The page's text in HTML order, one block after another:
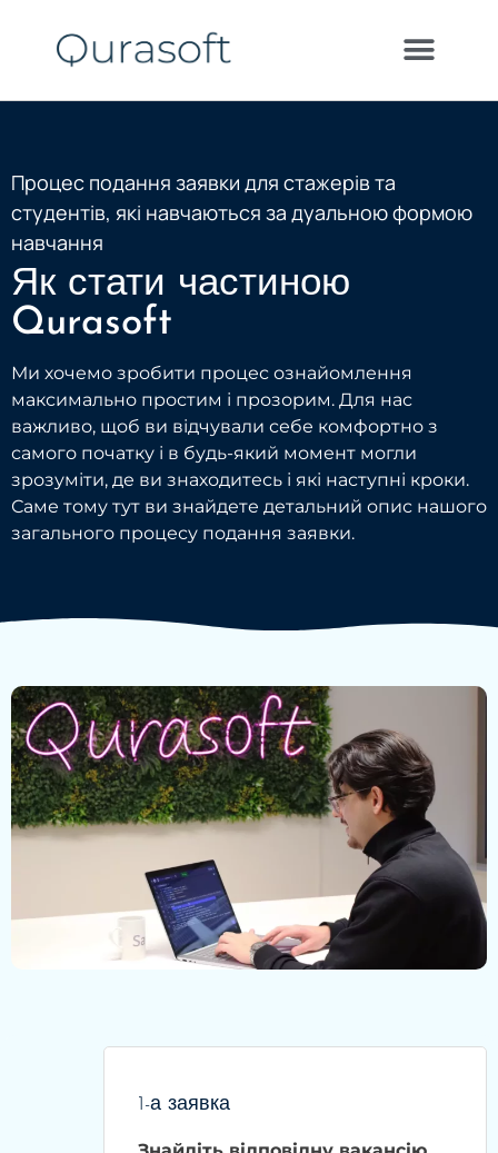
Процес подання заявки для стажерів та
студентів, які навчаються за дуальною формою
навчання
Як стати частиною
Qurasoft
Ми хочемо зробити процес ознайомлення
максимально простим і прозорим. Для нас
важливо, щоб ви відчували себе комфортно з
самого початку і в будь-який момент могли
зрозуміти, де ви знаходитесь і які наступні кроки.
Саме тому тут ви знайдете детальний опис нашого
загального процесу подання заявки.
1-а заявка